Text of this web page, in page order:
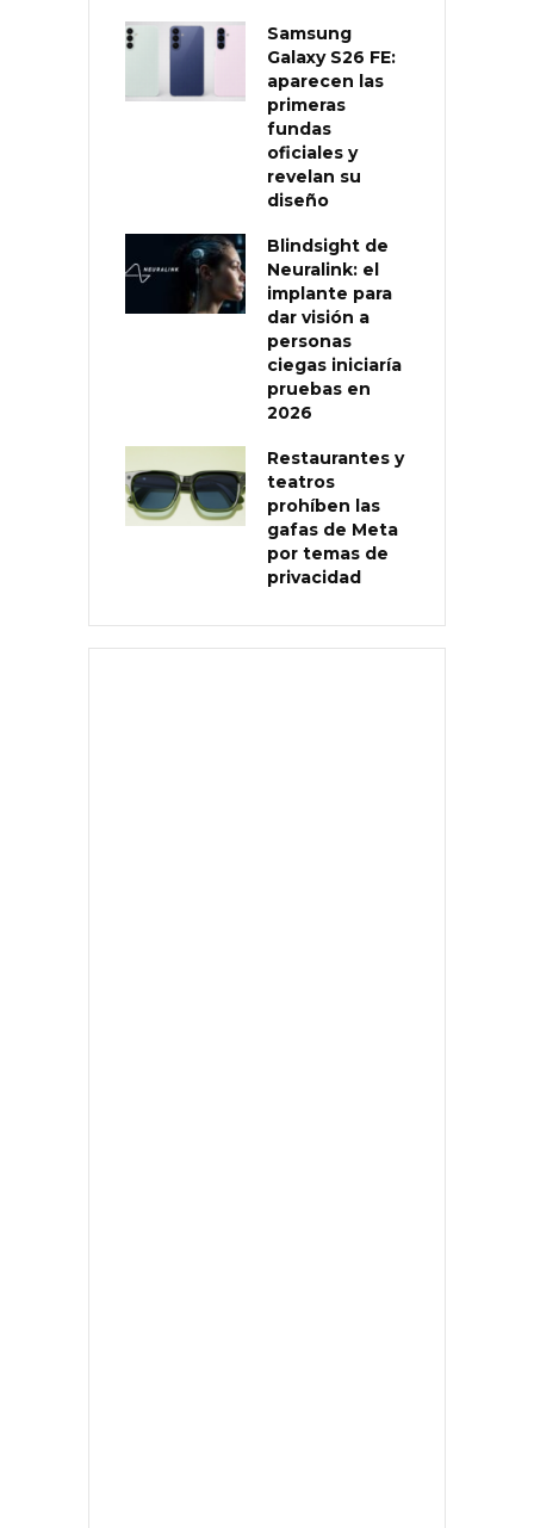
Samsung
Galaxy S26 FE:
aparecen las
primeras
fundas
oficiales y
revelan su
diseño
Blindsight de
Neuralink: el
implante para
dar visión a
personas
ciegas iniciaría
pruebas en
2026
Restaurantes y
teatros
prohíben las
gafas de Meta
por temas de
privacidad